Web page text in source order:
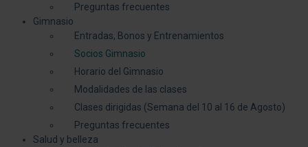
Preguntas frecuentes
Gimnasio
Entradas, Bonos y Entrenamientos
Socios Gimnasio
Horario del Gimnasio
Modalidades de las clases
Clases dirigidas (Semana del 10 al 16 de Agosto)
Preguntas frecuentes
Salud y belleza